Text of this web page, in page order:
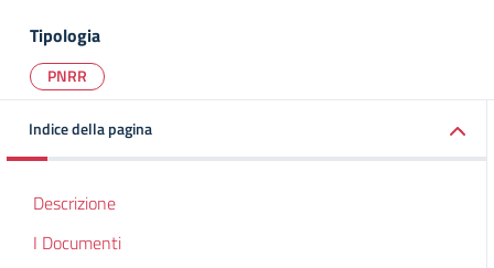
Tipologia
PNRR
Indice della pagina
Descrizione
I Documenti